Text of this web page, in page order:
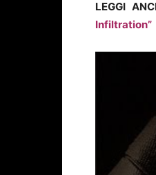
LEGGI
Infiltration”